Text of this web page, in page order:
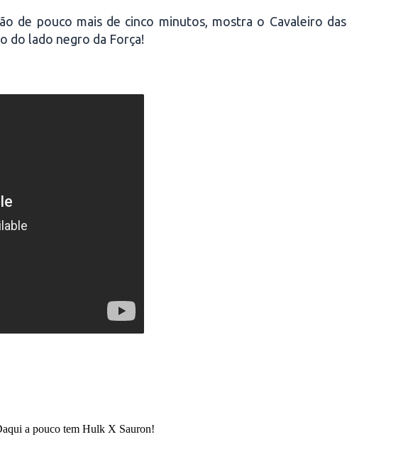
de pouco mais de cinco minutos, mostra o Cavaleiro das
do lado negro da Força!